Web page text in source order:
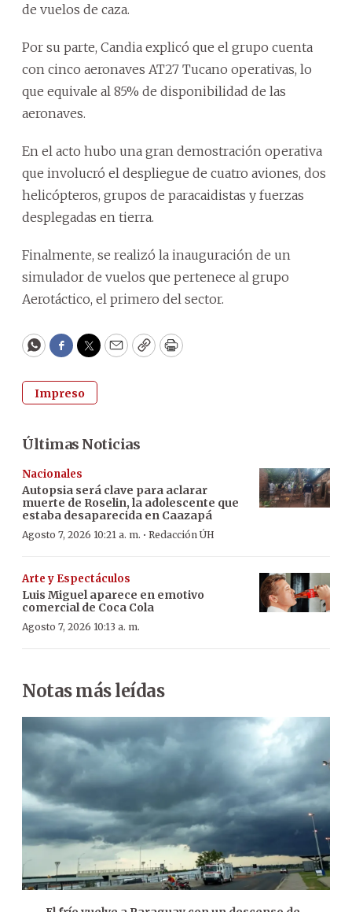
de vuelos de caza.
Por su parte, Candia explicó que el grupo cuenta
con cinco aeronaves AT27 Tucano operativas, lo
que equivale al 85% de disponibilidad de las
aeronaves.
En el acto hubo una gran demostración operativa
que involucró el despliegue de cuatro aviones, dos
helicópteros, grupos de paracaidistas y fuerzas
desplegadas en tierra.
Finalmente, se realizó la inauguración de un
simulador de vuelos que pertenece al grupo
Aerotáctico, el primero del sector.
WhatsApp
Facebook
Twitter
EmailCopyPrint
Impreso
Últimas Noticias
Nacionales
Autopsia será clave para aclarar
muerte de Roselin, la adolescente que
estaba desaparecida en Caazapá
Agosto 7, 2026 10:21 a. m. · Redacción ÚH
Arte y Espectáculos
Luis Miguel aparece en emotivo
comercial de Coca Cola
Agosto 7, 2026 10:13 a. m.
Notas más leídas